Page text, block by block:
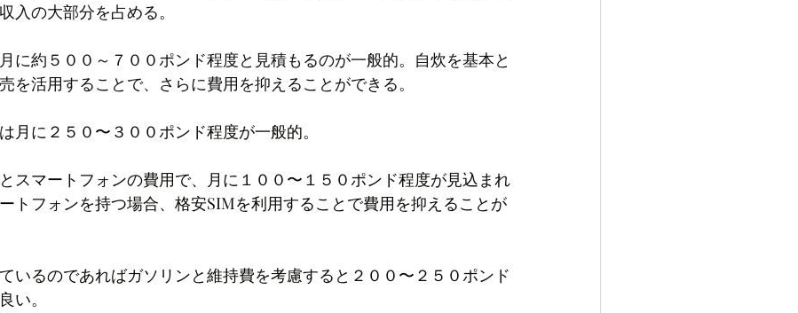
入の大部分を占める。
に約５００～７００ポンド程度と見積もるのが一般的。自炊を基本と
を活用することで、さらに費用を抑えることができる。
月に２５０〜３００ポンド程度が一般的。
スマートフォンの費用で、月に１００〜１５０ポンド程度が見込まれ
トフォンを持つ場合、格安SIMを利用することで費用を抑えることが
いるのであればガソリンと維持費を考慮すると２００〜２５０ポンド
い。